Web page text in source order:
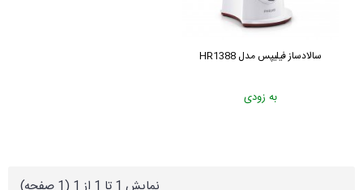
سالادساز فیلیپس مدل HR1388
به زودی